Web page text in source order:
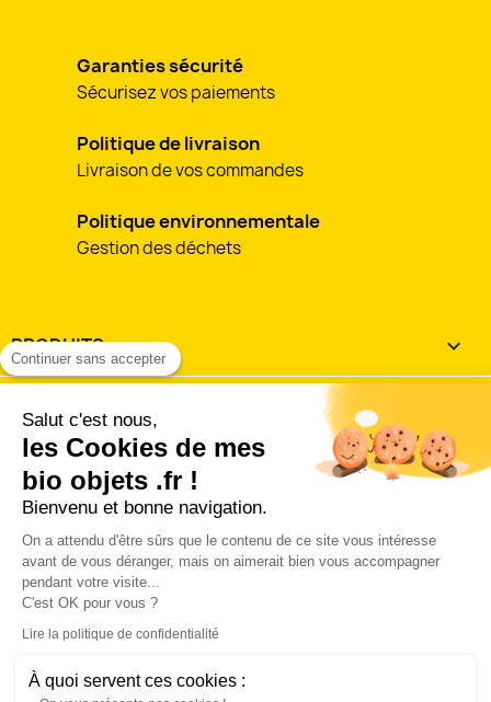
Garanties sécurité
Sécurisez vos paiements
Politique de livraison
Livraison de vos commandes
Politique environnementale
Gestion des déchets
PRODUITS 
VOTRE COMPTE 
INFORMATIONS
J'accepte lesconditions utilisation et de vente
les conditions générales d'utilisation et de vente
la charte des données personnelles.
© 2026 - Logiciel Ecommerce par PrestaShop™ Hébergé
Continuer sans accepter
Salut c'est nous,
les Cookies de mes
bio objets .fr !
Bienvenu et bonne navigation.
On a attendu d'être sûrs que le contenu de ce site vous intéresse
avant de vous déranger, mais on aimerait bien vous accompagner
pendant votre visite...
C'est OK pour vous ?
Lire la politique de confidentialité
À quoi servent ces cookies :